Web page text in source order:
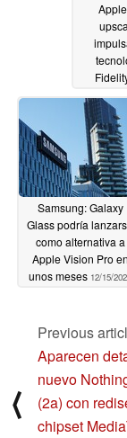
Samsung: Galaxy
Glass podría
como alternativa a
Apple Vision Pro en
unos meses 12/15/
⟨
Previous
Aparecen
nuevo
(2a) con
chipset